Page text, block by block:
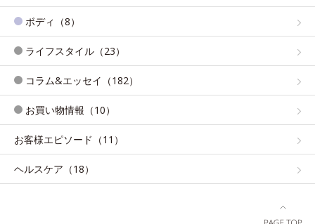
ボディ（8）
ライフスタイル（23）
コラム&エッセイ（182）
お買い物情報（10）
お客様エピソード（11）
ヘルスケア（18）